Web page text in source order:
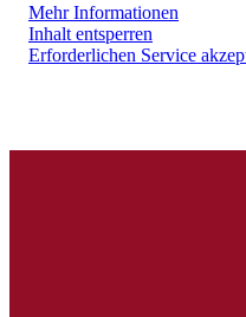
Mehr Informationen
Inhalt entsperren
Erforderlichen Service